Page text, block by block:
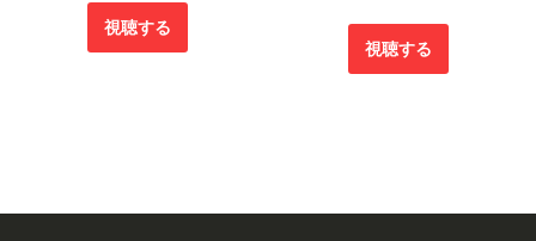
視聴する
視聴する